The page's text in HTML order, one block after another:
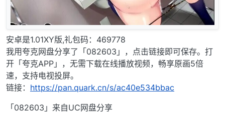
安卓是1.01XY版,礼包码：469778
我用夸克网盘分享了「082603」，点击链接即可保存。打
开「夸克APP」，无需下载在线播放视频，畅享原画5倍
速，支持电视投屏。
链接： https://pan.quark.cn/s/ac40e534bbac
「082603」来自UC网盘分享